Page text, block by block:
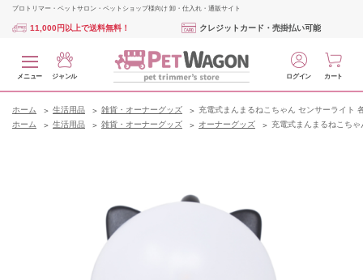
プロトリマー・ペットサロン・ペットショップ様向け 卸・仕入れ・通販サイト
11,000円以上で送料無料！ クレジットカード・売掛払い可能
メニュー ジャンル ログイン カート
ホーム 生活用品 雑貨・オーナーグッズ
充電式まんまるねこちゃん センサーライト
ホーム
生活用品 雑貨・オーナーグッズ オーナーグッズ 充電式まんまるねこち